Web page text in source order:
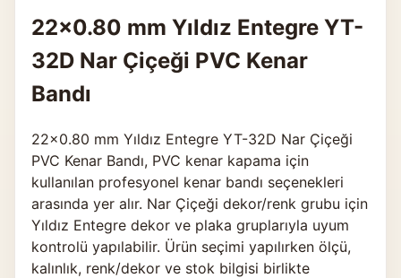
22×0.80 mm Yıldız Entegre YT-
32D Nar Çiçeği PVC Kenar
Bandı
22×0.80 mm Yıldız Entegre YT-32D Nar Çiçeği
PVC Kenar Bandı, PVC kenar kapama için
kullanılan profesyonel kenar bandı seçenekleri
arasında yer alır. Nar Çiçeği dekor/renk grubu için
Yıldız Entegre dekor ve plaka gruplarıyla uyum
kontrolü yapılabilir. Ürün seçimi yapılırken ölçü,
kalınlık, renk/dekor ve stok bilgisi birlikte